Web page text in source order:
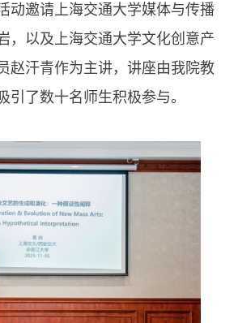
动邀请上海交通大学媒体与传播
，以及上海交通大学文化创意产
赵汗青作为主讲，讲座由我院教
引了数十名师生积极参与。